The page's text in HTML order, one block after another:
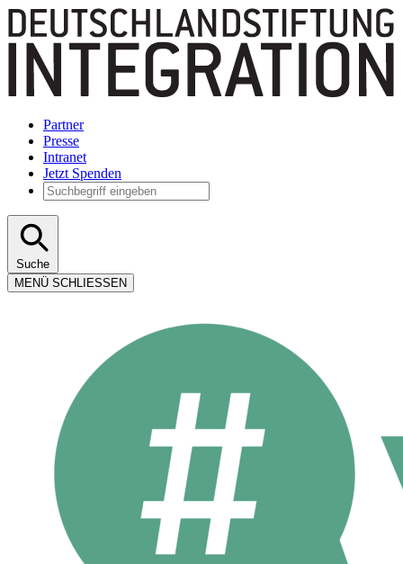
Partner
Presse
Intranet
Jetzt Spenden
Suche
MENÜ SCHLIESSEN